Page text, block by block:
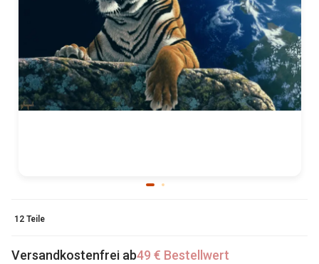
12 Teile
Versandkostenfrei ab49 € Bestellwert